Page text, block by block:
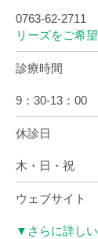
0763-62-2711
リーズをご希
診療時間
9：30-13：00
休診日
木・日・祝
ウェブサイト
▼さらに詳し